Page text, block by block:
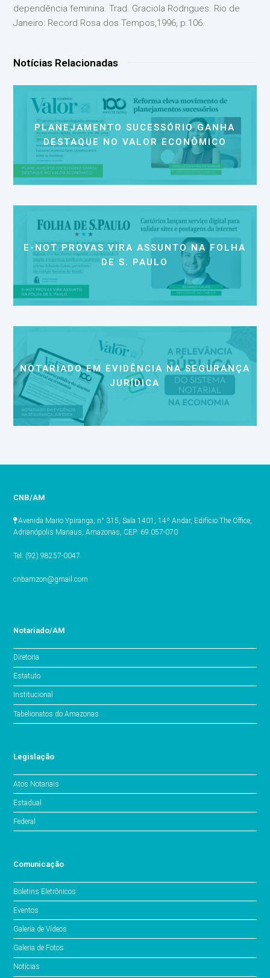
dependência feminina. Trad. Graciola Rodrigues. Rio de
Janeiro: Record Rosa dos Tempos,1996, p.106.
Notícias Relacionadas
PLANEJAMENTO SUCESSÓRIO GANHA
DESTAQUE NO VALOR ECONÔMICO
E-NOT PROVAS VIRA ASSUNTO NA FOLHA
DE S. PAULO
NOTARIADO EM EVIDÊNCIA NA SEGURANÇA
JURÍDICA
CNB/AM
Avenida Mario Ypiranga, n° 315, Sala 1401, 14º Andar, Edifício The Office,
Adrianópolis Manaus, Amazonas, CEP: 69.057-070
Tel: (92) 98257-0047
cnbamzon@gmail.com
Notariado/AM
Diretoria
Estatuto
Institucional
Tabelionatos do Amazonas
Legislação
Atos Notariais
Estadual
Federal
Comunicação
Boletins Eletrônicos
Eventos
Galeria de Vídeos
Galeria de Fotos
Notícias